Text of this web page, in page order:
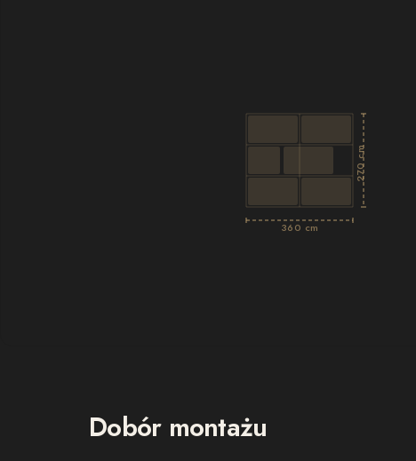
360 cm
270 cm
Dobór montażu